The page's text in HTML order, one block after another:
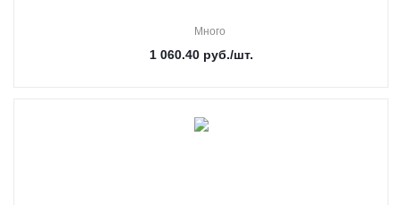
Много
1 060.40руб./шт.